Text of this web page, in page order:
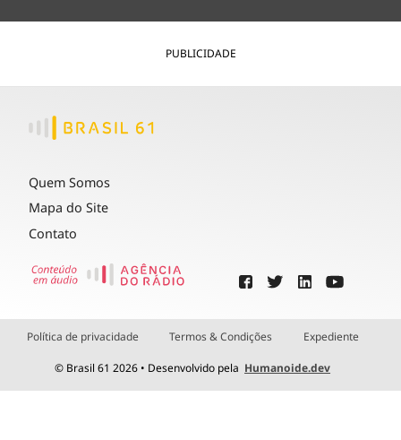
PUBLICIDADE
Quem Somos
Mapa do Site
Contato
Política de privacidade Termos & Condições Expediente
© Brasil 61 2026 • Desenvolvido pela Humanoide.dev